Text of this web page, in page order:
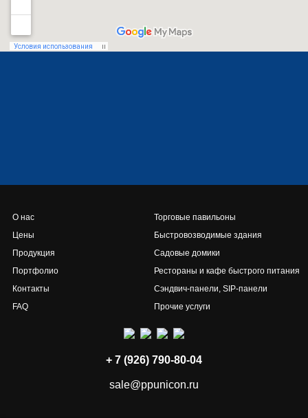
О нас
Цены
Продукция
Портфолио
Контакты
FAQ
Торговые павильоны
Быстровозводимые здания
Садовые домики
Рестораны и кафе быстрого питания
Сэндвич-панели, SIP-панели
Прочие услуги
+ 7 (926) 790-80-04
sale@ppunicon.ru